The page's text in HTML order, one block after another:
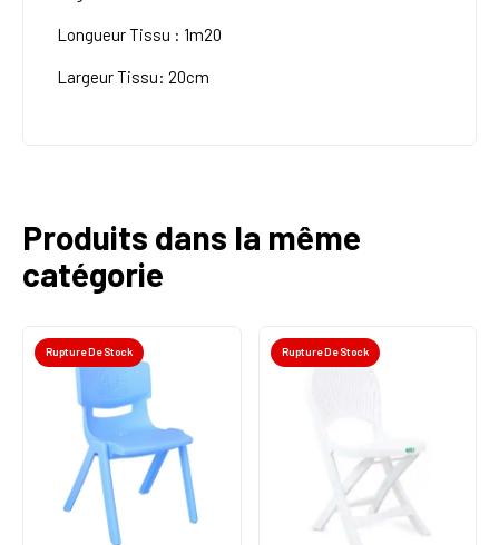
Longueur Tissu : 1m20
Largeur Tissu: 20cm
Produits dans la même
catégorie
Rupture De Stock Rupture De Stock